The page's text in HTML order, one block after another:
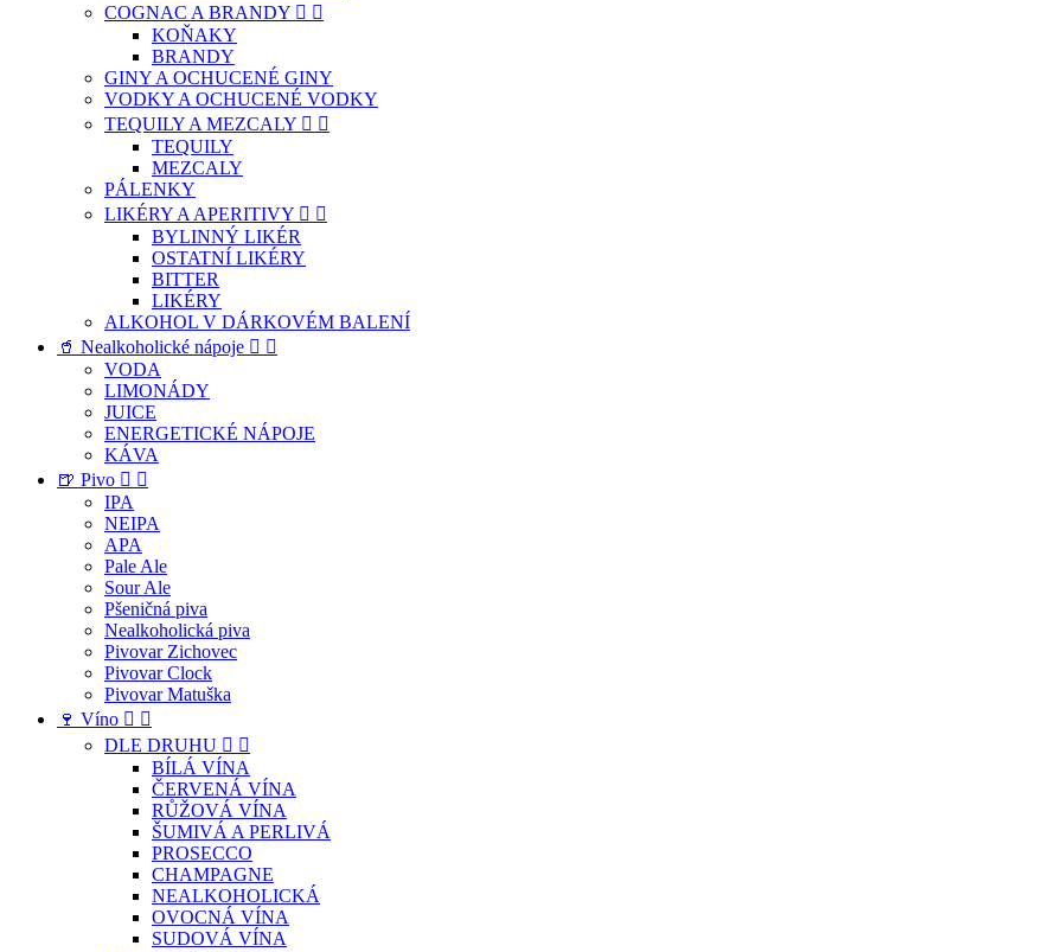
COGNAC A BRANDY  
KOŇAKY
BRANDY
GINY A OCHUCENÉ GINY
VODKY A OCHUCENÉ VODKY
TEQUILY A MEZCALY  
TEQUILY
MEZCALY
PÁLENKY
LIKÉRY A APERITIVY  
BYLINNÝ LIKÉR
OSTATNÍ LIKÉRY
BITTER
LIKÉRY
ALKOHOL V DÁRKOVÉM BALENÍ
🥤 Nealkoholické nápoje  
VODA
LIMONÁDY
JUICE
ENERGETICKÉ NÁPOJE
KÁVA
🍺 Pivo  
IPA
NEIPA
APA
Pale Ale
Sour Ale
Pšeničná piva
Nealkoholická piva
Pivovar Zichovec
Pivovar Clock
Pivovar Matuška
🍷 Víno  
DLE DRUHU  
BÍLÁ VÍNA
ČERVENÁ VÍNA
RŮŽOVÁ VÍNA
ŠUMIVÁ A PERLIVÁ
PROSECCO
CHAMPAGNE
NEALKOHOLICKÁ
OVOCNÁ VÍNA
SUDOVÁ VÍNA